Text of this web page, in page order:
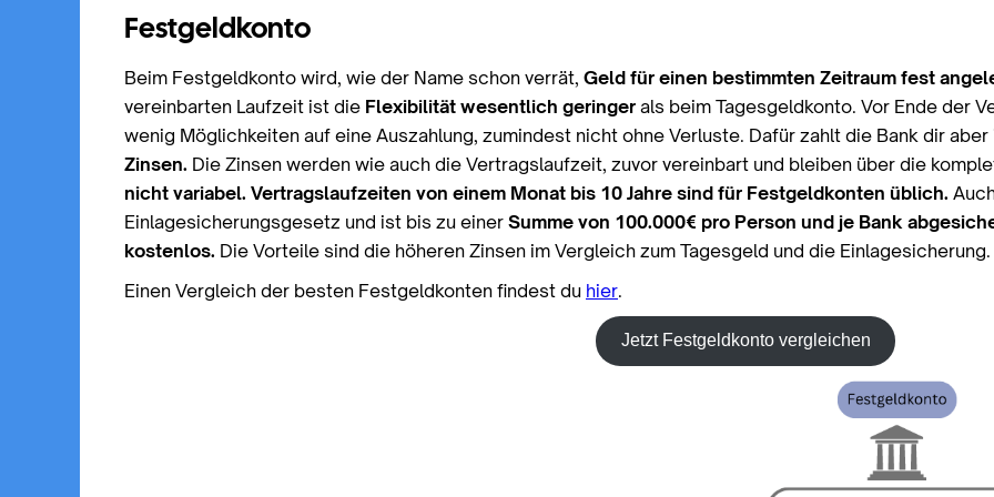
Festgeldkonto
Beim Festgeldkonto wird, wie der Name schon verrät, Geld für einen bestimmten Zeitraum fest
vereinbarten Laufzeit ist die Flexibilität wesentlich geringer als beim Tagesgeldkonto. Vor Ende der
wenig Möglichkeiten auf eine Auszahlung, zumindest nicht ohne Verluste. Dafür zahlt die Bank dir
Zinsen. Die Zinsen werden wie auch die Vertragslaufzeit, zuvor vereinbart und bleiben über die
nicht variabel. Vertragslaufzeiten von einem Monat bis 10 Jahre sind für Festgeldkonten üblich.
Einlagesicherungsgesetz und ist bis zu einer Summe von 100.000€ pro Person und je Bank
kostenlos. Die Vorteile sind die höheren Zinsen im Vergleich zum Tagesgeld und die
Einen Vergleich der besten Festgeldkonten findest du hier.
Jetzt Festgeldkonto vergleichen